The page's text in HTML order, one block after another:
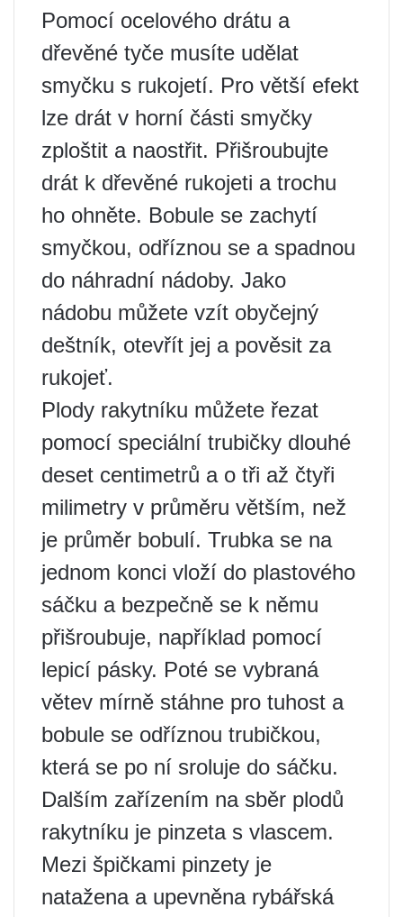
Pomocí ocelového drátu a
dřevěné tyče musíte udělat
smyčku s rukojetí. Pro větší efekt
lze drát v horní části smyčky
zploštit a naostřit. Přišroubujte
drát k dřevěné rukojeti a trochu
ho ohněte. Bobule se zachytí
smyčkou, odříznou se a spadnou
do náhradní nádoby. Jako
nádobu můžete vzít obyčejný
deštník, otevřít jej a pověsit za
rukojeť.
Plody rakytníku můžete řezat
pomocí speciální trubičky dlouhé
deset centimetrů a o tři až čtyři
milimetry v průměru větším, než
je průměr bobulí. Trubka se na
jednom konci vloží do plastového
sáčku a bezpečně se k němu
přišroubuje, například pomocí
lepicí pásky. Poté se vybraná
větev mírně stáhne pro tuhost a
bobule se odříznou trubičkou,
která se po ní sroluje do sáčku.
Dalším zařízením na sběr plodů
rakytníku je pinzeta s vlascem.
Mezi špičkami pinzety je
natažena a upevněna rybářská